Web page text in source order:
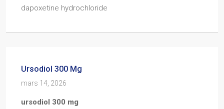
dapoxetine hydrochloride
Ursodiol 300 Mg
mars 14, 2026
ursodiol 300 mg